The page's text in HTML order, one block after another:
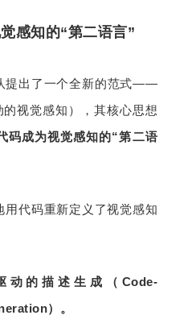
感知的“第二语言”
提出了一个全新的范式——
视觉感知），其核心思想
码成为视觉感知的“第二语
用代码重新定义了视觉感知
动的描述生成（Code-
）。